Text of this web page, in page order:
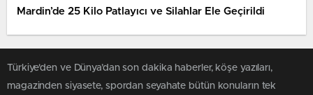
Mardin’de 25 Kilo Patlayıcı ve Silahlar Ele Geçirildi
Türkiye'den ve Dünya’dan son dakika haberler, köşe yazıları,
magazinden siyasete, spordan seyahate bütün konuların tek